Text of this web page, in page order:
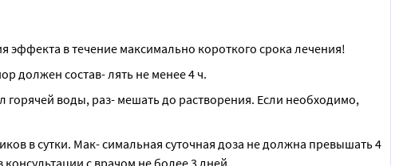
в течение максимально короткого срока лечения!
должен состав- лять не менее 4 ч.
воды, раз- мешать до растворения. Если необходимо,
в сутки. Мак- симальная суточная доза не должна превышать 4
с врачом не более 3 дней.